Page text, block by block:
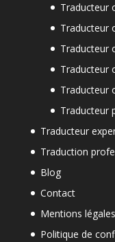
Traducteur
Traducteur
Traducteur
Traducteur
Traducteur
Traducteur
Traducteur
Traduction
Blog
Contact
Mentions légales
Politique de